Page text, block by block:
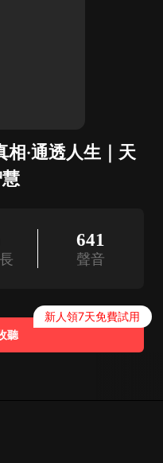
相·通透人生｜天
641
聲音
聽
新人領7天免費試用